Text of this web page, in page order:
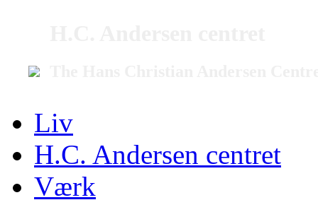
Liv
H.C. Andersen centret
Værk